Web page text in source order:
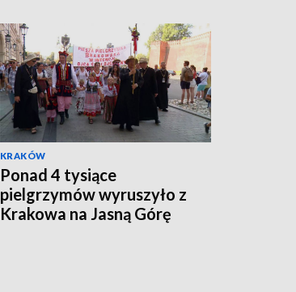
KRAKÓW
Ponad 4 tysiące
pielgrzymów wyruszyło z
Krakowa na Jasną Górę